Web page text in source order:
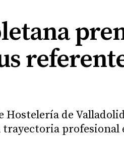
de
trayectoria